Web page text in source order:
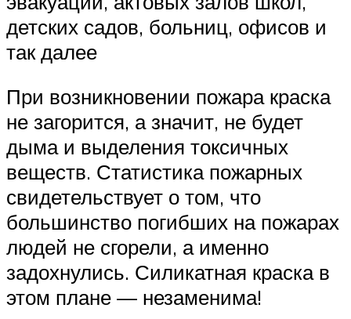
детских садов, больниц, офисов и
так далее
При возникновении пожара краска
не загорится, а значит, не будет
дыма и выделения токсичных
веществ. Статистика пожарных
свидетельствует о том, что
большинство погибших на пожарах
людей не сгорели, а именно
задохнулись. Силикатная краска в
этом плане — незаменима!